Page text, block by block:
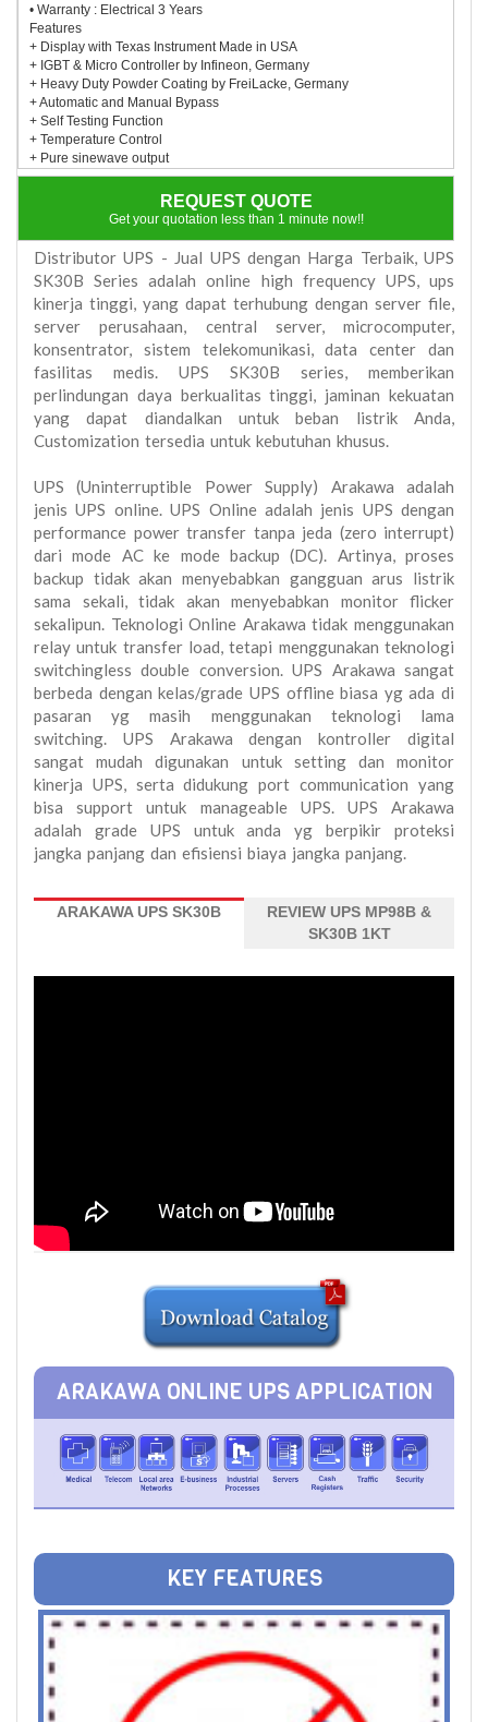
• Warranty : Electrical 3 Years
Features
+ Display with Texas Instrument Made in USA
+ IGBT & Micro Controller by Infineon, Germany
+ Heavy Duty Powder Coating by FreiLacke, Germany
+ Automatic and Manual Bypass
+ Self Testing Function
+ Temperature Control
+ Pure sinewave output
REQUEST QUOTE
Get your quotation less than 1 minute now!!
Distributor UPS - Jual UPS dengan Harga Terbaik, UPS
SK30B Series adalah online high frequency UPS, ups
kinerja tinggi, yang dapat terhubung dengan server file,
server perusahaan, central server, microcomputer,
konsentrator, sistem telekomunikasi, data center dan
fasilitas medis. UPS SK30B series, memberikan
perlindungan daya berkualitas tinggi, jaminan kekuatan
yang dapat diandalkan untuk beban listrik Anda,
Customization tersedia untuk kebutuhan khusus.
UPS (Uninterruptible Power Supply) Arakawa adalah
jenis UPS online. UPS Online adalah jenis UPS dengan
performance power transfer tanpa jeda (zero interrupt)
dari mode AC ke mode backup (DC). Artinya, proses
backup tidak akan menyebabkan gangguan arus listrik
sama sekali, tidak akan menyebabkan monitor flicker
sekalipun. Teknologi Online Arakawa tidak menggunakan
relay untuk transfer load, tetapi menggunakan teknologi
switchingless double conversion. UPS Arakawa sangat
berbeda dengan kelas/grade UPS offline biasa yg ada di
pasaran yg masih menggunakan teknologi lama
switching. UPS Arakawa dengan kontroller digital
sangat mudah digunakan untuk setting dan monitor
kinerja UPS, serta didukung port communication yang
bisa support untuk manageable UPS. UPS Arakawa
adalah grade UPS untuk anda yg berpikir proteksi
jangka panjang dan efisiensi biaya jangka panjang.
ARAKAWA UPS SK30B
REVIEW UPS MP98B &
SK30B 1KT
ARAKAWA ONLINE UPS APPLICATION
KEY FEATURES